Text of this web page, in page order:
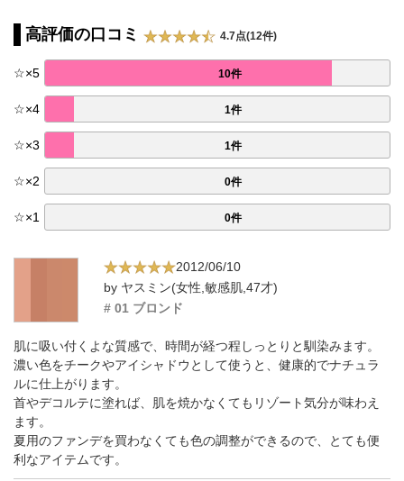
高評価の口コミ 4.7点(12件)
☆×5 10件
☆×4 1件
☆×3 1件
☆×2 0件
☆×1 0件
2012/06/10
by ヤスミン(女性,敏感肌,47才)
# 01 ブロンド
肌に吸い付くよな質感で、時間が経つ程しっとりと馴染みます。
濃い色をチークやアイシャドウとして使うと、健康的でナチュラ
ルに仕上がります。
首やデコルテに塗れば、肌を焼かなくてもリゾート気分が味わえ
ます。
夏用のファンデを買わなくても色の調整ができるので、とても便
利なアイテムです。